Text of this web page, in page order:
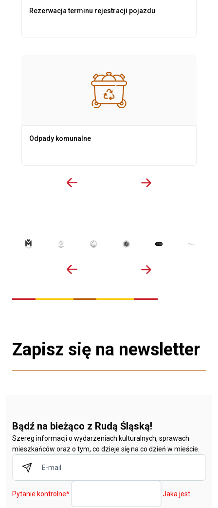
Rezerwacja terminu rejestracji pojazdu
Odpady komunalne
Zapisz się na newsletter
Bądź na bieżąco z Rudą Śląską!
Szereg informacji o wydarzeniach kulturalnych, sprawach
mieszkańców oraz o tym, co dzieje się na co dzień w mieście.
Pytanie kontrolne* Jaka jest